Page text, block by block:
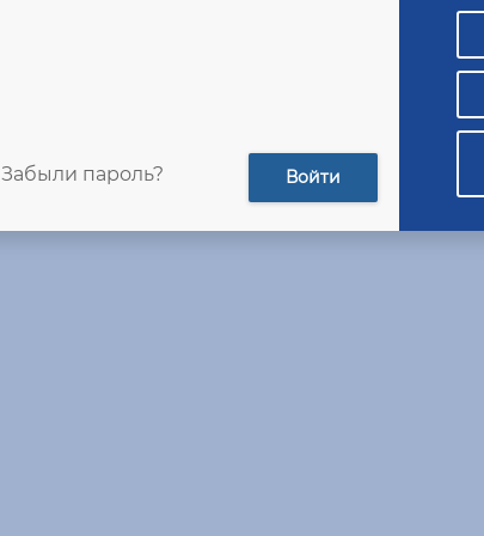
Забыли пароль? Войти